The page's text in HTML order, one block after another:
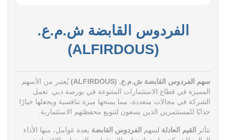
الفردوس القابضة ش.م.ع.
(ALFIRDOUS)
سهم الفردوس القابضة ش.م.ع. (ALFIRDOUS)
يُعتبر من الأسهم
المميزة في قطاع الاستثمارات المتنوعة في بورصة دبي. تعمل
الشركة في مجالات متعددة، مما يمنحها ميزة تنافسية ويجعلها خيارًا
جذابًا للمستثمرين الذين يسعون لتنويع محفظتهم الاستثمارية.
تتأثر القيم العادلة لسهم الفردوس القابضة بعدة عوامل، منها الأداء